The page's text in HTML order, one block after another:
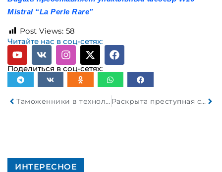
Mistral “La Perle Rare”
Post Views: 58
Читайте нас в соц-сетях:
Поделиться в соц-сетях:
Таможенники в технологической нише легковушки обнаружили психотропное вещества Раскрыта преступная схема перемещения комплектующих для военной техники под видом китайских гражданских запчастей
ИНТЕРЕСНОЕ